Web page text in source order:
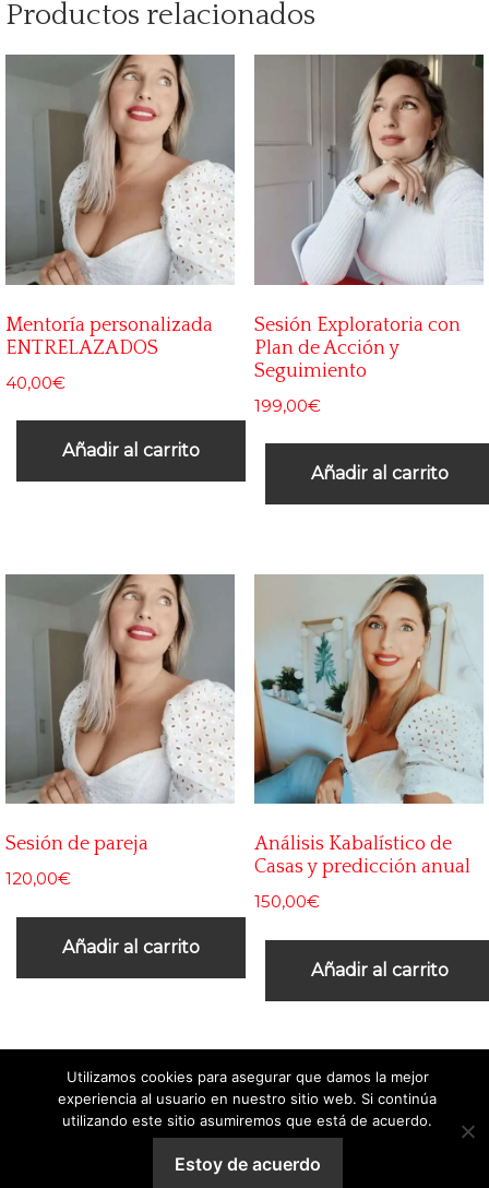
Productos relacionados
Mentoría personalizada
ENTRELAZADOS
40,00€
Añadir al carrito
Sesión Exploratoria con
Plan de Acción y
Seguimiento
199,00€
Añadir al carrito
Sesión de pareja
120,00€
Añadir al carrito
Análisis Kabalístico de
Casas y predicción anual
150,00€
Añadir al carrito
Aviso legal-Política de cookies
Utilizamos cookies para asegurar que damos la mejor
experiencia al usuario en nuestro sitio web. Si continúa
utilizando este sitio asumiremos que está de acuerdo.
Estoy de acuerdo